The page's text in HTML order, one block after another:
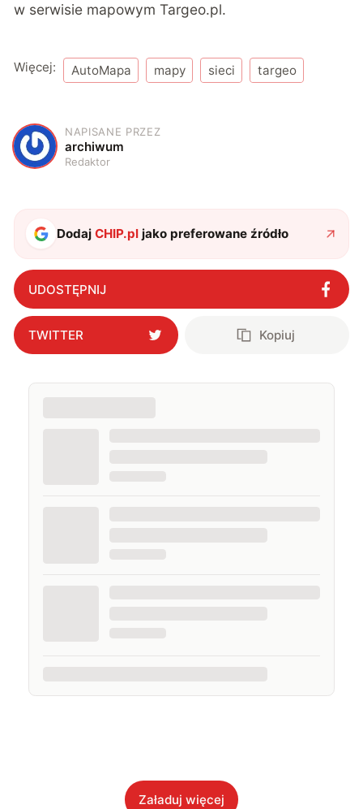
w serwisie mapowymTargeo.pl.
Więcej: AutoMapa mapy sieci targeo
A
NAPISANE PRZEZ
archiwum
Redaktor
DodajCHIP.pl jako preferowane źródło
UDOSTĘPNIJ
TWITTER Kopiuj
Załaduj więcej